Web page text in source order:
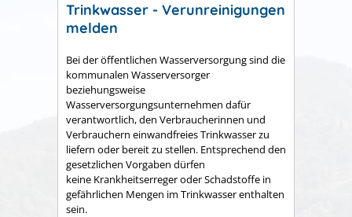
Trinkwasser - Verunreinigungen
melden
Bei der öffentlichen Wasserversorgung sind die
kommunalen Wasserversorger
beziehungsweise
Wasserversorgungsunternehmen dafür
verantwortlich, den Verbraucherinnen und
Verbrauchern einwandfreies Trinkwasser zu
liefern oder bereit zu stellen. Entsprechend den
gesetzlichen Vorgaben dürfen
keine Krankheitserreger oder Schadstoffe in
gefährlichen Mengen im Trinkwasser enthalten
sein.